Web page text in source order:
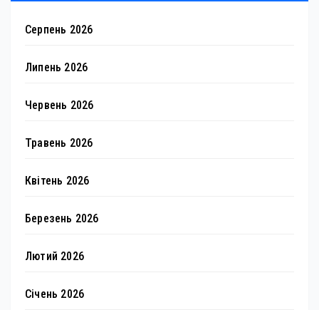
Серпень 2026
Липень 2026
Червень 2026
Травень 2026
Квітень 2026
Березень 2026
Лютий 2026
Січень 2026